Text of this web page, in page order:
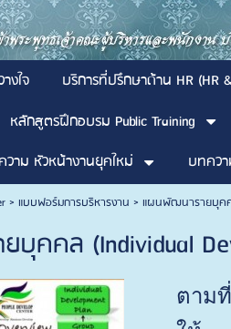
งใจ บริการที่ปรึกษาด้าน HR (HR
หลักสูตรฝึกอบรม Public Training
าม หัวหน้างานยุคใหม่ บทคว
> แบบฟอร์มการบริหารงาน > แผนพัฒนารายบุคค
คคล (Individual
ตามที่